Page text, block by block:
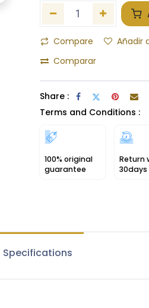
Compare
Añadir
Comparar
Share :
Terms and Conditions :
100% original
guarantee
Return
30days
Specifications